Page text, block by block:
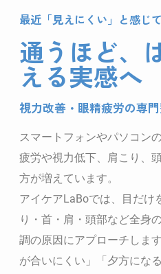
最近「見えにくい」と感じ
通うほど、
える実感へ
視力改善・眼精疲労の専
スマートフォンやパソコン
疲労や視力低下、肩こり、
方が増えています。
アイケアLaBoでは、目だけ
り・首・肩・頭部など全身
調の原因にアプローチしま
が合いにくい」「夕方にな